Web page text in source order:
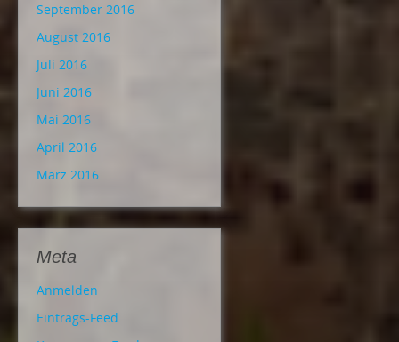
September 2016
August 2016
Juli 2016
Juni 2016
Mai 2016
April 2016
März 2016
Meta
Anmelden
Eintrags-Feed